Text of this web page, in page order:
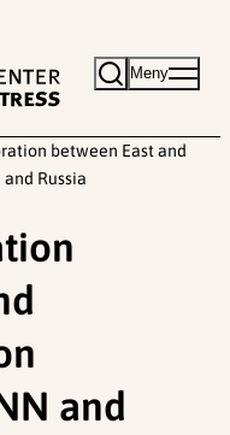
Meny
between East and
Russia
and